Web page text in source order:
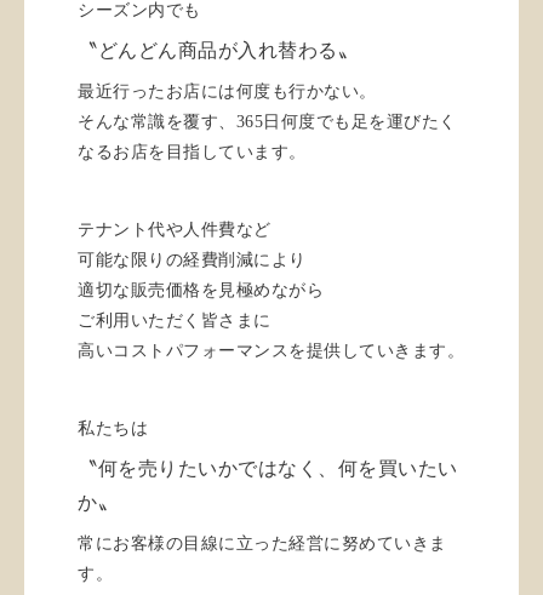
シーズン内でも
〝どんどん商品が入れ替わる〟
最近行ったお店には何度も行かない。
そんな常識を覆す、365日何度でも足を運びたく
なるお店を目指しています。
テナント代や人件費など
可能な限りの経費削減により
適切な販売価格を見極めながら
ご利用いただく皆さまに
高いコストパフォーマンスを提供していきます。
私たちは
〝何を売りたいかではなく、何を買いたい
か〟
常にお客様の目線に立った経営に努めていきま
す。